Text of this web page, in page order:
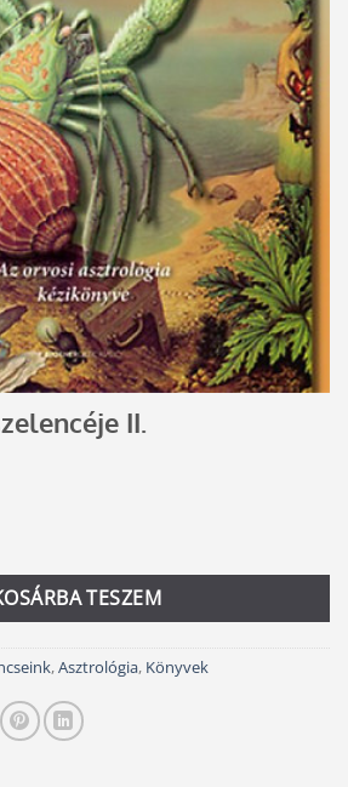
II.
II. mennyiség
TESZEM
,Asztrológia, Könyvek